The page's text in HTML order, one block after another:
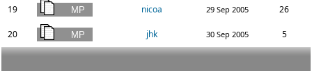
19 nicoa 29 Sep 2005 26
20 jhk 30 Sep 2005 5